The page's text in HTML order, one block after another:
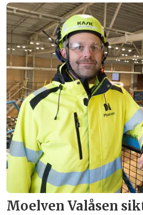
Moelven Valåsen